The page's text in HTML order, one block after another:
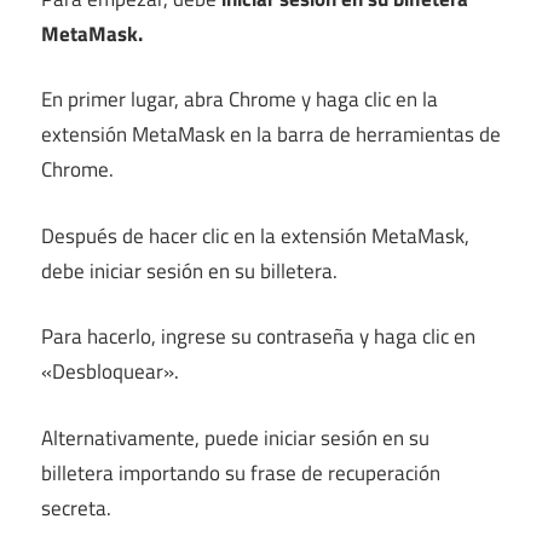
MetaMask.
En primer lugar, abra Chrome y haga clic en la
extensión MetaMask en la barra de herramientas de
Chrome.
Después de hacer clic en la extensión MetaMask,
debe iniciar sesión en su billetera.
Para hacerlo, ingrese su contraseña y haga clic en
«Desbloquear».
Alternativamente, puede iniciar sesión en su
billetera importando su frase de recuperación
secreta.